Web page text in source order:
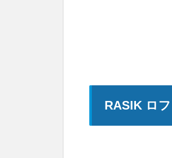
RASIK ロ